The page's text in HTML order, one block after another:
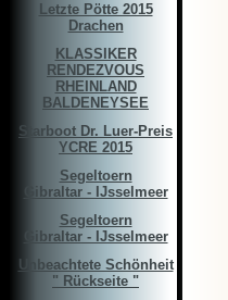
Letzte Pötte 2015
Drachen
KLASSIKER
RENDEZVOUS
RHEINLAND
BALDENEYSEE
Starboot Dr. Luer-Preis
YCRE 2015
Segeltoern
Gibraltar - IJsselmeer
Segeltoern
Gibraltar - IJsselmeer
Unbeachtete Schönheit
" Rückseite "